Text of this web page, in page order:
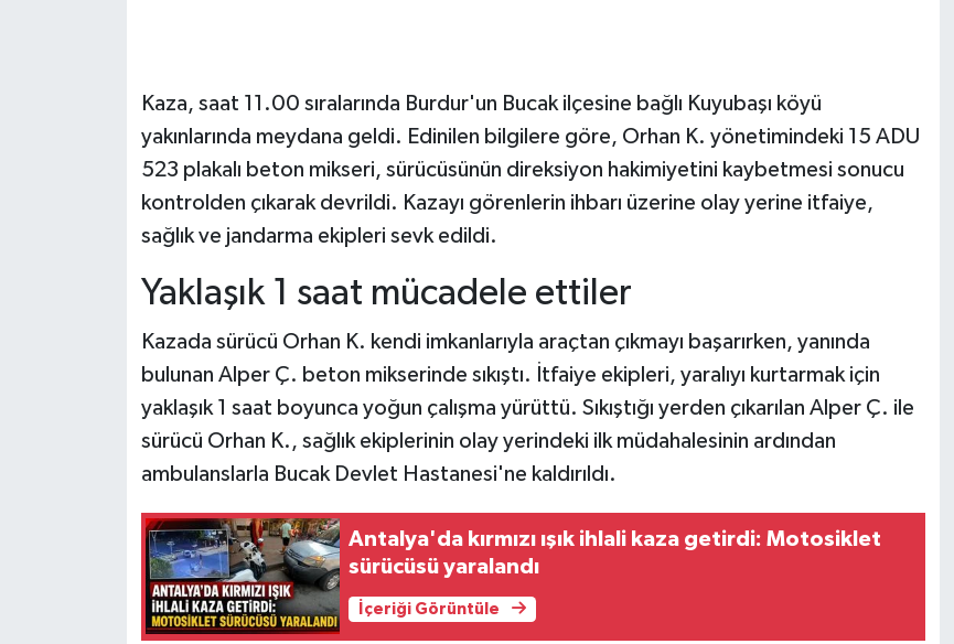
Kaza, saat 11.00 sıralarında Burdur'un Bucak ilçesine bağlı Kuyubaşı köyü
yakınlarında meydana geldi. Edinilen bilgilere göre, Orhan K. yönetimindeki 15 ADU
523 plakalı beton mikseri, sürücüsünün direksiyon hakimiyetini kaybetmesi sonucu
kontrolden çıkarak devrildi. Kazayı görenlerin ihbarı üzerine olay yerine itfaiye,
sağlık ve jandarma ekipleri sevk edildi.
Yaklaşık 1 saat mücadele ettiler
Kazada sürücü Orhan K. kendi imkanlarıyla araçtan çıkmayı başarırken, yanında
bulunan Alper Ç. beton mikserinde sıkıştı. İtfaiye ekipleri, yaralıyı kurtarmak için
yaklaşık 1 saat boyunca yoğun çalışma yürüttü. Sıkıştığı yerden çıkarılan Alper Ç. ile
sürücü Orhan K., sağlık ekiplerinin olay yerindeki ilk müdahalesinin ardından
ambulanslarla Bucak Devlet Hastanesi'ne kaldırıldı.
Antalya'da kırmızı ışık ihlali kaza getirdi: Motosiklet
sürücüsü yaralandı
İçeriği Görüntüle